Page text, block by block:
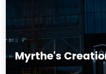
Myrthe's